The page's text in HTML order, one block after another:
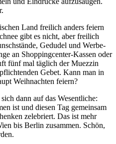
Land freilich anders feiern
gibt es nicht, aber freilich
Gedudel und Werbe-
an Shoppingcenter-Kassen oder
fünf mal täglich der Muezzin
Gebet. Kann man in
Weihnachten feiern?
dann auf das Wesentliche:
ist und diesen Tag gemeinsam
zelebriert. Das ist mehr
bis Berlin zusammen. Schön,